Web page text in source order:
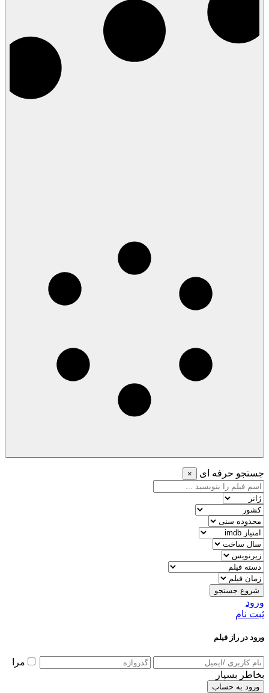
جستجو حرفه ای ×
شروع جستجو
ورود
ثبت نام
ورود در راز فیلم
مرا
بخاطر بسپار
ورود به حساب